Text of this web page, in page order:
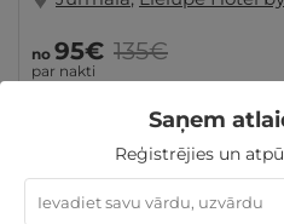
no 95€
par nakti
135€
Dāvanas
dāvanas
Dāvanas līdz 100€
Ģimenes
Saņem
Reģistrējies un